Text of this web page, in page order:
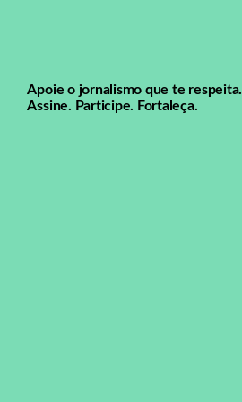
Apoie o jornalismo que te respeita.
Assine. Participe. Fortaleça.